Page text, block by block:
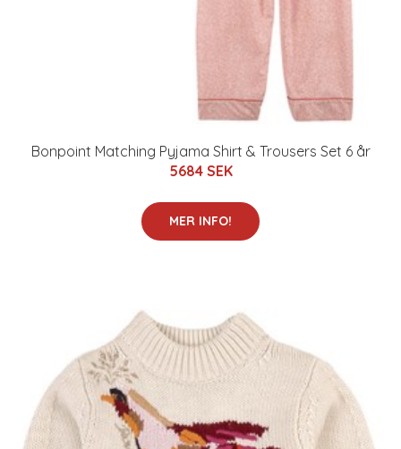
Bonpoint Matching Pyjama Shirt & Trousers Set 6 år
5684 SEK
MER INFO!